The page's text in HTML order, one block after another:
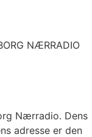
NÆRRADIO
Nærradio. Dens
adresse er den